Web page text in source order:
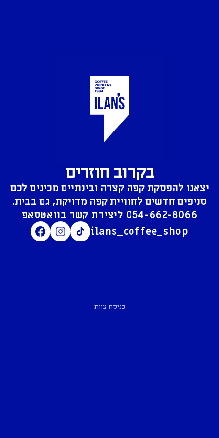
בקרוב חוזרים
יצאנו להפסקת קפה קצרה ובינתיים מכינים לכם
סניפים חדשים לחוויית קפה מדויקת, גם בבית.
054-662-8066
ilans_coffee_shop
כניסת צוות